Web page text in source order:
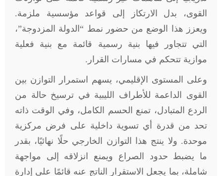
القوى، بدل الارتكاز إلى قواعد مؤسسية ملزمة.
ويعزز هذا الوضع من حضور نمط “الدولة المزدوجة”،
التي تتجاور فيها بنية رسمية قائمة مع بنية فعلية
موازية تتحكم في مسارات القرار.
وعلى المستوى الإقليمي، يسهم استمرار التوازن بين
القوى الداعمة للأطراف الليبية في ترسيخ حالة من
الردع المتبادل، تمنع الحسم الكامل، وفي الوقت ذاته
تحد من قدرة أي تسوية داخلية على فرض مركزية
موحدة. ولا ينتج هذا التوازن الخارجي حلًا نهائيًا، بقدر
ما يضبط حدود الصراع ويمنع انزلاقه إلى مواجهة
شاملة، بما يجعل الاستقرار الناتج عنه قائمًا على إدارة